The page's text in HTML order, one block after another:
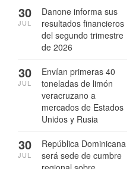
Danone informa sus
resultados financieros
del segundo trimestre
de 2026
30
JUL
Envían primeras 40
toneladas de limón
veracruzano a
mercados de Estados
Unidos y Rusia
30
JUL
República Dominicana
será sede de cumbre
30
JUL